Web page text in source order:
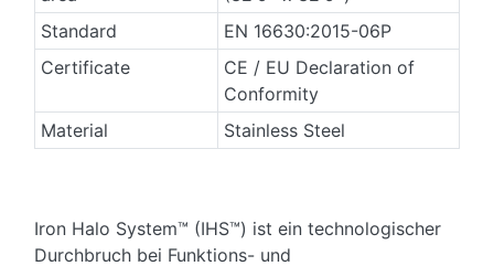
Standard
EN 16630:2015-06P
Certificate
CE / EU Declaration of
Conformity
Material
Stainless Steel
Iron Halo System™ (IHS™) ist ein technologischer
Durchbruch bei Funktions- und